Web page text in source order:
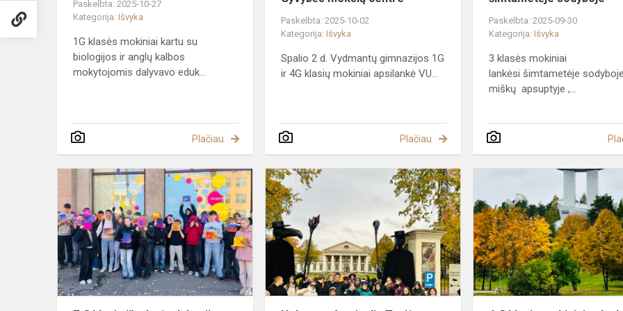
Paskelbta: 2025-10-27
Kategorija: Išvyka
1G klasės mokiniai kartu su
biologijos ir anglų kalbos
mokytojomis dalyvavo eduk...
Plačiau
Paskelbta: 2025-10-02
Kategorija:Išvyka
Spalio 2 d. Vydmantų gimnazijos 1G
ir 4G klasių mokiniai apsilankė VU...
Plačiau
Paskelbta: 2025-09-30
Kategorija:Išvyka
3 klasės mokiniai
lankėsi šimtametėje sodyboje
miškų apsuptyje ,...
klasių
išvyka
į
edukaciją
Klaipėdoje
Helovyno
festivalis
Taujėnų
dvare